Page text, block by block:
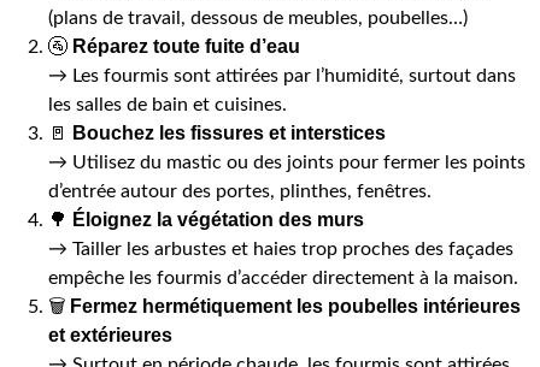
(plans de travail, dessous de meubles, poubelles…)
🚰 Réparez toute fuite d’eau
→ Les fourmis sont attirées par l’humidité, surtout dans
les salles de bain et cuisines.
🚪
Bouchez les fissures et interstices
→ Utilisez du mastic ou des joints pour fermer les points
d’entrée autour des portes, plinthes, fenêtres.
🌳
Éloignez la végétation des murs
→ Tailler les arbustes et haies trop proches des façades
empêche les fourmis d’accéder directement à la maison.
🗑️ Fermez hermétiquement les poubelles intérieures
et extérieures